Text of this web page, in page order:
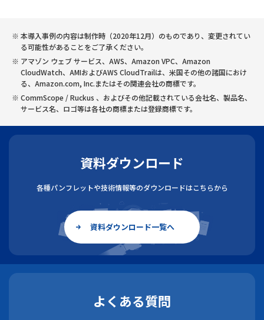
本導入事例の内容は制作時（2020年12月）のものであり、変更されてい
る可能性があることをご了承ください。
アマゾン ウェブ サービス、AWS、Amazon VPC、Amazon
CloudWatch、AMIおよびAWS CloudTrailは、米国その他の諸国におけ
る、Amazon.com, Inc.またはその関連会社の商標です。
CommScope / Ruckus 、およびその他記載されている会社名、製品名、
サービス名、ロゴ等は各社の商標または登録商標です。
資料ダウンロード
各種パンフレットや技術情報等のダウンロードはこちらから
資料ダウンロード一覧へ
よくある質問